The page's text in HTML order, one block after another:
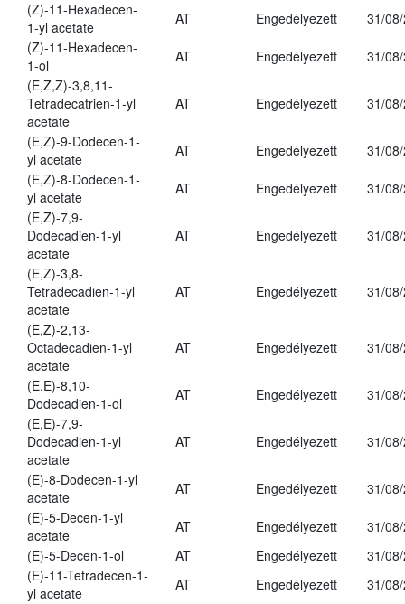
(Z)-11-Hexadecen-
1-yl acetate
AT Engedélyezett
31/
(Z)-11-Hexadecen-
1-ol
AT Engedélyezett
31/
(E,Z,Z)-3,8,11-
Tetradecatrien-1-yl
acetate
AT Engedélyezett 31/
(E,Z)-9-Dodecen-1-
yl acetate
AT Engedélyezett
31/
(E,Z)-8-Dodecen-1-
yl acetate
AT Engedélyezett
31/
(E,Z)-7,9-
Dodecadien-1-yl
acetate
AT Engedélyezett 31/
(E,Z)-3,8-
Tetradecadien-1-yl
acetate
AT Engedélyezett 31/
(E,Z)-2,13-
Octadecadien-1-yl
acetate
AT Engedélyezett 31/
(E,E)-8,10-
Dodecadien-1-ol
AT Engedélyezett
31/
(E,E)-7,9-
Dodecadien-1-yl
acetate
AT Engedélyezett 31/
(E)-8-Dodecen-1-yl
acetate
AT Engedélyezett
31/
(E)-5-Decen-1-yl
acetate
AT Engedélyezett
31/
(E)-5-Decen-1-ol
AT Engedélyezett
31/
(E)-11-Tetradecen-1-
yl acetate
AT Engedélyezett 31/